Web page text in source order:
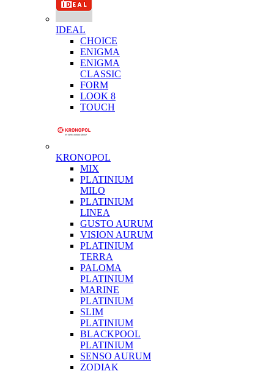
IDEAL
CHOICE
ENIGMA
ENIGMA
CLASSIC
FORM
LOOK 8
TOUCH
KRONOPOL
MIX
PLATINIUM
MILO
PLATINIUM
LINEA
GUSTO AURUM
VISION AURUM
PLATINIUM
TERRA
PALOMA
PLATINIUM
MARINE
PLATINIUM
SLIM
PLATINIUM
BLACKPOOL
PLATINIUM
SENSO AURUM
ZODIAK